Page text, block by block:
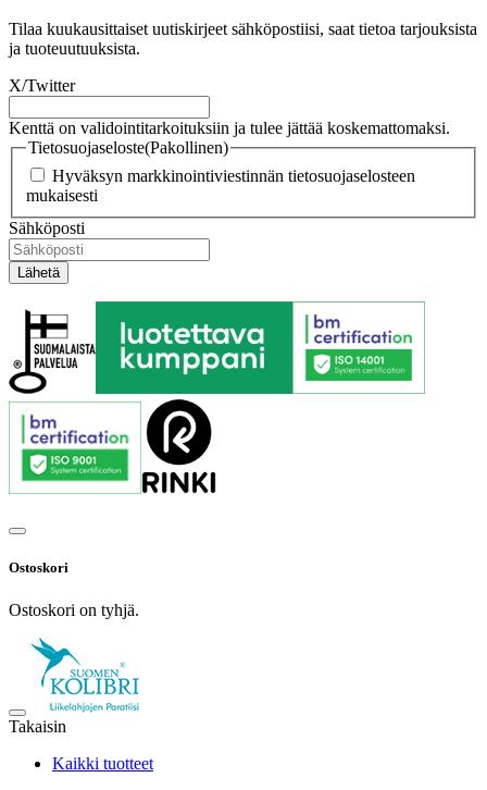
Tilaa kuukausittaiset uutiskirjeet sähköpostiisi, saat tietoa tarjouksista
ja tuoteuutuuksista.
X/Twitter
Kenttä on validointitarkoituksiin ja tulee jättää koskemattomaksi.
Tietosuojaseloste(Pakollinen)
Hyväksyn markkinointiviestinnän tietosuojaselosteen
mukaisesti
Sähköposti
Ostoskori
Ostoskori on tyhjä.
Takaisin
Kaikki tuotteet